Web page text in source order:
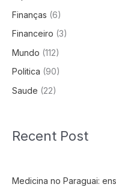
Finanças (6)
Financeiro (3)
Mundo (112)
Politica (90)
Saude (22)
Recent Post
Medicina no Paraguai: